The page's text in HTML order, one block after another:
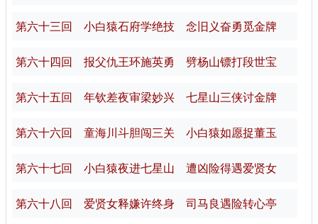
第六十三回 小白猿石府学绝技 念旧义奋勇觅金牌
第六十四回 报父仇王环施英勇 劈杨山镖打段世宝
第六十五回 年钦差夜审梁妙兴 七星山三侠讨金牌
第六十六回 童海川斗胆闯三关 小白猿如愿捉董玉
第六十七回 小白猿夜进七星山 遭凶险得遇爱贤女
第六十八回 爱贤女释嫌许终身 司马良遇险转心亭